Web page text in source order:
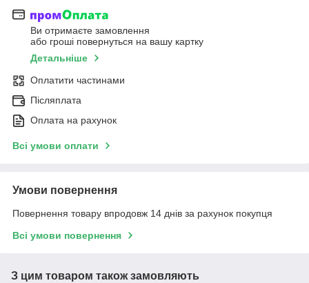
Ви отримаєте замовлення
або гроші повернуться на вашу картку
Детальніше
Оплатити частинами
Післяплата
Оплата на рахунок
Всі умови оплати
Умови повернення
Повернення товару впродовж 14 днів за рахунок покупця
Всі умови повернення
З цим товаром також замовляють